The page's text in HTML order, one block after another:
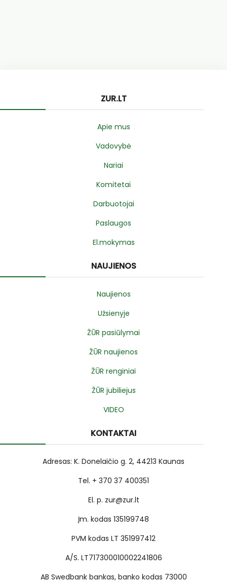
ZUR.LT
Apie mus
Vadovybė
Nariai
Komitetai
Darbuotojai
Paslaugos
El.mokymas
NAUJIENOS
Naujienos
Užsienyje
ŽŪR pasiūlymai
ŽŪR naujienos
ŽŪR renginiai
ŽŪR jubiliejus
VIDEO
KONTAKTAI
Adresas: K. Donelaičio g. 2, 44213 Kaunas
Tel. + 370 37 400351
El. p. zur@zur.lt
Įm. kodas 135199748
PVM kodas LT 351997412
A/S. LT717300010002241806
AB Swedbank bankas, banko kodas 73000